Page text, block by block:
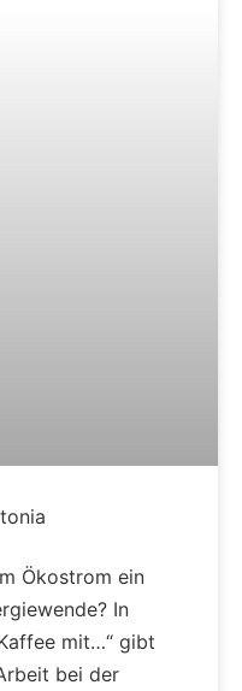
Ökostrom ein
In
mit…“ gibt
bei der